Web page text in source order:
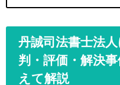
丹誠司法書士法
判・評価・解決
えて解説